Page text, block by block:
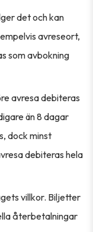
det och kan
avreseort,
som avbokning
avresa debiteras
än 8 dagar
dock minst
debiteras hela
villkor. Biljetter
återbetalningar